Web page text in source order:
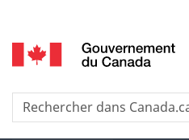
selection
Recherche